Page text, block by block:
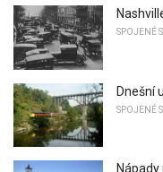
SPOJENÉ
Dnešní
SPOJENÉ